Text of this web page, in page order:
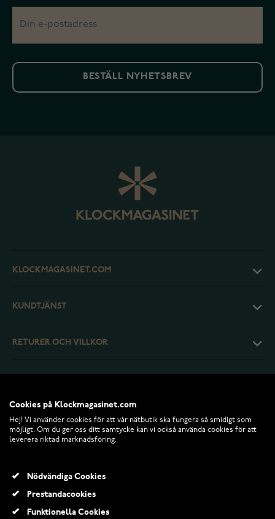
BESTÄLL NYHETSBREV
KLOCKMAGASINET.COM
KUNDTJÄNST
RETURER OCH VILLKOR
Cookies på Klockmagasinet.com
Hej! Vi använder cookies för att vår nätbutik ska fungera så smidigt som
möjligt. Om du ger oss ditt samtycke kan vi också använda cookies för att
leverera riktad marknadsföring.
Nödvändiga Cookies
Prestandacookies
Funktionella Cookies